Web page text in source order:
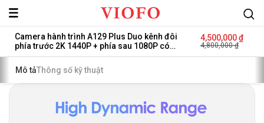
Viofo
Global
Việt
Nam
Camera hành trình A129 Plus Duo kênh đôi
phía trước 2K 1440P + phía sau 1080P có
Wi-Fi GPS
Sale
price
4,500,000 ₫
Regular
4,800,000 ₫
Mô tảThông số kỹ thuật